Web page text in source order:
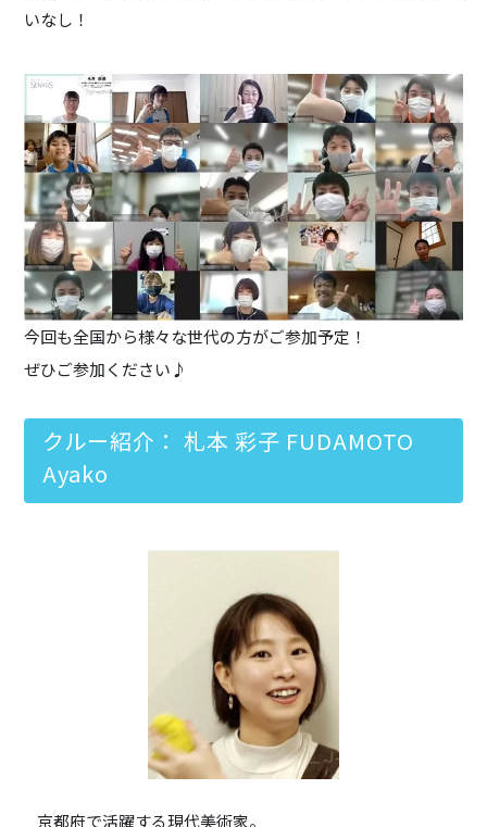
いなし！
今回も全国から様々な世代の方がご参加予定！
ぜひご参加ください♪
クルー紹介： 札本 彩子 FUDAMOTO
Ayako
京都府で活躍する現代美術家。